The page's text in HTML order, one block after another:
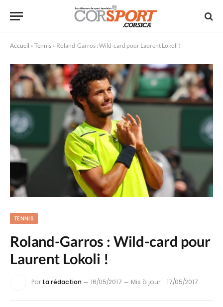
Accueil » Tennis » Roland-Garros : Wild-card pour Laurent Lokoli !
TENNIS
Roland-Garros : Wild-card pour
Laurent Lokoli !
ParLa rédaction 16/05/2017 Mis à jour : 17/05/2017